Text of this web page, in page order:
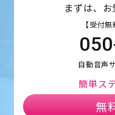
まずは、
【受付
自動音声
簡単ス
無